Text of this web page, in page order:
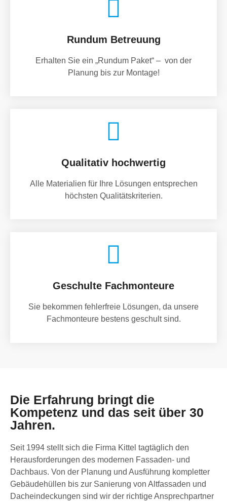
Rundum Betreuung
Erhalten Sie ein „Rundum Paket“ – von der
Planung bis zur Montage!
Qualitativ hochwertig
Alle Materialien für Ihre Lösungen entsprechen
höchsten Qualitätskriterien.
Geschulte Fachmonteure
Sie bekommen fehlerfreie Lösungen, da unsere
Fachmonteure bestens geschult sind.
Die Erfahrung bringt die
Kompetenz und das seit über 30
Jahren.
Seit 1994 stellt sich die Firma Kittel tagtäglich den
Herausforderungen des modernen Fassaden- und
Dachbaus. Von der Planung und Ausführung kompletter
Gebäudehüllen bis zur Sanierung von Altfassaden und
Dacheindeckungen sind wir der richtige Ansprechpartner